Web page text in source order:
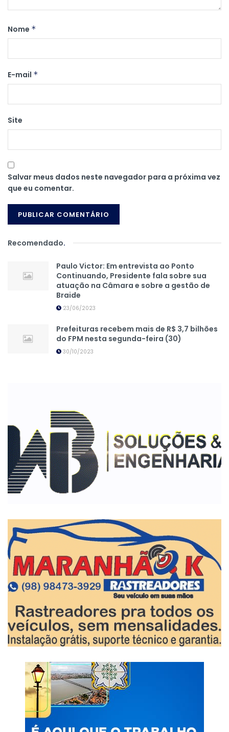
Nome *
E-mail *
Site
Salvar meus dados neste navegador para a próxima vez
que eu comentar.
Recomendado.
Paulo Victor: Em entrevista ao Ponto
Continuando, Presidente fala sobre sua
atuação na Câmara e sobre a gestão de
Braide
23/06/2023
Prefeituras recebem mais de R$ 3,7 bilhões
do FPM nesta segunda-feira (30)
30/10/2023